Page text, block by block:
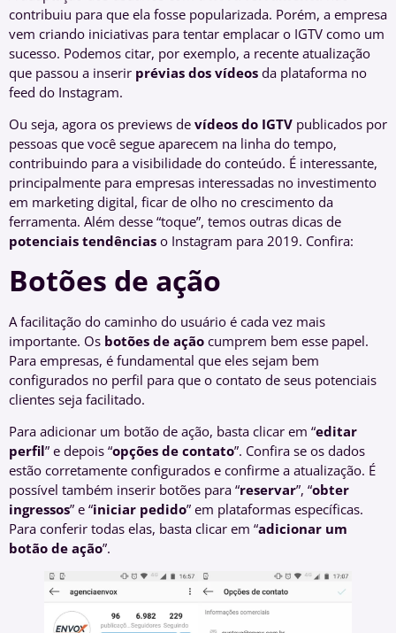
contribuiu para que ela fosse popularizada. Porém, a empresa
vem criando iniciativas para tentar emplacar o IGTV como um
sucesso. Podemos citar, por exemplo, a recente atualização
que passou a inserir prévias dos vídeos da plataforma no
feed do Instagram.
Ou seja, agora os previews de vídeos do IGTV publicados por
pessoas que você segue aparecem na linha do tempo,
contribuindo para a visibilidade do conteúdo. É interessante,
principalmente para empresas interessadas no investimento
em marketing digital, ficar de olho no crescimento da
ferramenta. Além desse “toque”, temos outras dicas de
potenciais tendências o Instagram para 2019. Confira:
Botões de ação
A facilitação do caminho do usuário é cada vez mais
importante. Os botões de ação cumprem bem esse papel.
Para empresas, é fundamental que eles sejam bem
configurados no perfil para que o contato de seus potenciais
clientes seja facilitado.
Para adicionar um botão de ação, basta clicar em “editar
perfil” e depois “opções de contato”. Confira se os dados
estão corretamente configurados e confirme a atualização. É
possível também inserir botões para “reservar”, “obter
ingressos” e “iniciar pedido” em plataformas específicas.
Para conferir todas elas, basta clicar em “adicionar um
botão de ação”.